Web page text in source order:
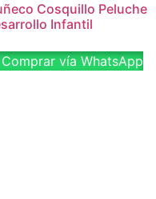
Cosquillo Peluche
Infantil
Comprar vía WhatsApp